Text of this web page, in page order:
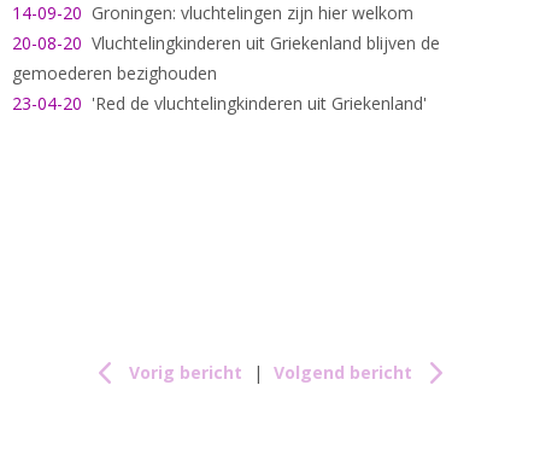
14-09-20 Groningen: vluchtelingen zijn hier welkom
20-08-20 Vluchtelingkinderen uit Griekenland blijven de
gemoederen bezighouden
23-04-20 'Red de vluchtelingkinderen uit Griekenland'
Vorig bericht | Volgend bericht